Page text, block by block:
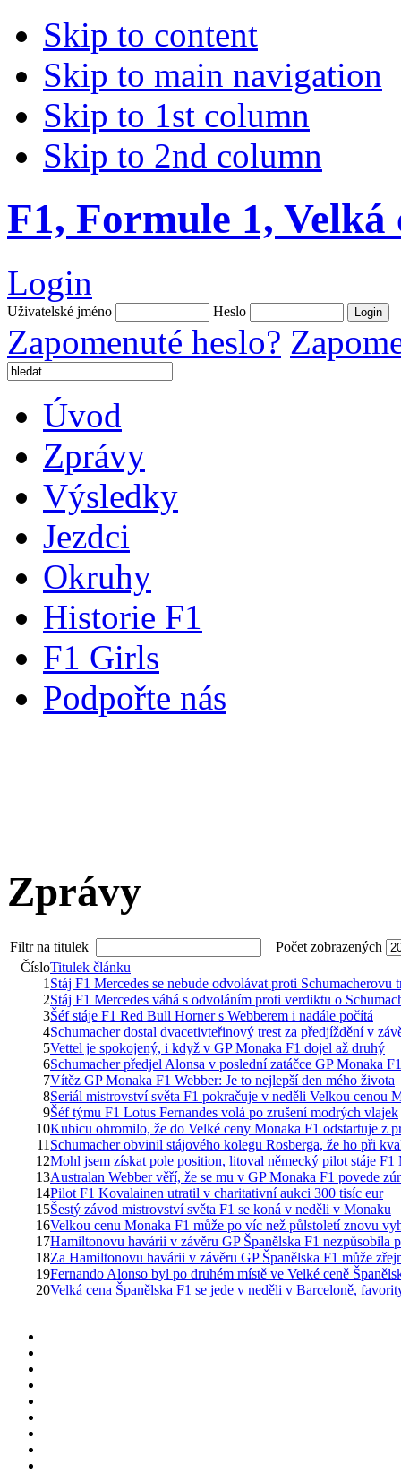
Skip to content
Skip to main navigation
Skip to 1st column
Skip to 2nd column
F1, Formule 1,
Login
Uživatelské jméno Heslo
Zapomenuté heslo?
Úvod
Zprávy
Výsledky
Jezdci
Okruhy
Historie F1
F1 Girls
Podpořte nás
Zprávy
Filtr na titulek
Počet zobrazených
ČísloTitulek článku
1 Stáj F1 Mercedes se nebude odvolávat proti Schumacherovu
2Stáj F1 Mercedes váhá s odvoláním proti verdiktu o
3Šéf stáje F1 Red Bull Horner s Webberem i nadále počítá
4Schumacher dostal dvacetivteřinový trest za předjíždění v
5Vettel je spokojený, i když v GP Monaka F1 dojel až druhý
6Schumacher předjel Alonsa v poslední zatáčce GP Monaka
7Vítěz GP Monaka F1 Webber: Je to nejlepší den mého života
8Seriál mistrovství světa F1 pokračuje v neděli Velkou cenou
9Šéf týmu F1 Lotus Fernandes volá po zrušení modrých vlajek
10Kubicu ohromilo, že do Velké ceny Monaka F1 odstartuje z
11 Schumacher obvinil stájového kolegu Rosberga, že ho při
12Mohl jsem získat pole position, litoval německý pilot stáje F1
13Australan Webber věří, že se mu v GP Monaka F1 povede
14Pilot F1 Kovalainen utratil v charitativní aukci 300 tisíc eur
15Šestý závod mistrovství světa F1 se koná v neděli v Monaku
16Velkou cenu Monaka F1 může po víc než půlstoletí znovu
17Hamiltonovu havárii v závěru GP Španělska F1 nezpůsobila
18Za Hamiltonovu havárii v závěru GP Španělska F1 může
19Fernando Alonso byl po druhém místě ve Velké ceně
20Velká cena Španělska F1 se jede v neděli v Barceloně,